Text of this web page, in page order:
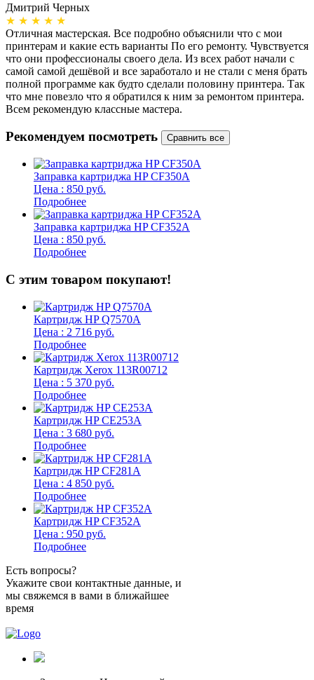
Дмитрий Черных
★ ★ ★ ★ ★
Отличная мастерская. Все подробно объяснили что с мои
принтерам и какие есть варианты По его ремонту. Чувствуется
что они профессионалы своего дела. Из всех работ начали с
самой самой дешёвой и все заработало и не стали с меня брать
полной программе как будто сделали половину принтера. Так
что мне повезло что я обратился к ним за ремонтом принтера.
Всем рекомендую классные мастера.
Рекомендуем посмотреть
Заправка картриджа HP CF350A
Цена : 850 руб.
Подробнее
Заправка картриджа HP CF352A
Цена : 850 руб.
Подробнее
С этим товаром покупают!
Картридж HP Q7570A
Цена : 2 716 руб.
Подробнее
Картридж Xerox 113R00712
Цена : 5 370 руб.
Подробнее
Картридж HP CE253A
Цена : 3 680 руб.
Подробнее
Картридж HP CF281A
Цена : 4 850 руб.
Подробнее
Картридж HP CF352A
Цена : 950 руб.
Подробнее
Есть вопросы?
Укажите свои контактные данные, и
мы свяжемся в вами в ближайшее
время